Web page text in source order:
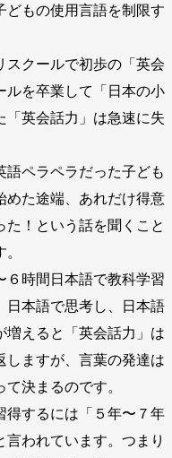
どもの使用言語を制限す
クールで初歩の「英会
ルを卒業して「日本の小
「英会話力」は急速に失
ペラペラだった子ども
めた途端、あれだけ得意
！という話を聞くこと
時間日本語で教科学習
日本語で思考し、日本語
増えると「英会話力」は
しますが、言葉の発達は
決まるのです。
するには「５年〜７年
われています。つまり